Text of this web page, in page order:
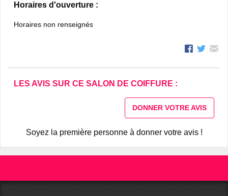
Horaires d'ouverture :
Horaires non renseignés
LES AVIS SUR CE SALON DE COIFFURE :
DONNER VOTRE AVIS
Soyez la première personne à donner votre avis !